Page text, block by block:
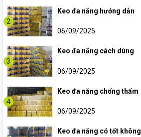
2
Keo đa năng hướng dẫn
06/09/2025
3
Keo đa năng cách dùng
06/09/2025
4
Keo đa năng chống thấm
06/09/2025
Keo đa năng có tốt không